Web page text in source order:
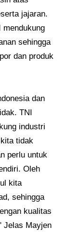
jajaran.
mendukung
sehingga
dan produk
dan
TNI
industri
tidak
perlu untuk
Oleh
kita
sehingga
kualitas
Jelas Mayjen